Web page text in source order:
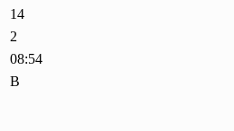
14
2
08:54
B